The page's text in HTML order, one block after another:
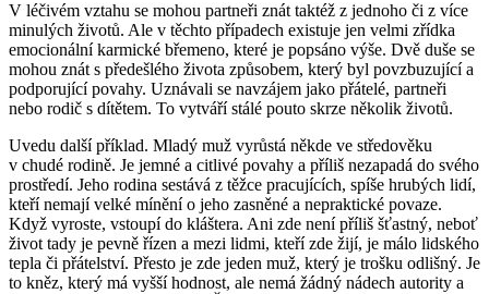
V léčivém vztahu se mohou partneři znát taktéž z jednoho či z více
minulých životů. Ale v těchto případech existuje jen velmi zřídka
emocionální karmické břemeno, které je popsáno výše. Dvě duše se
mohou znát s předešlého života způsobem, který byl povzbuzující a
podporující povahy. Uznávali se navzájem jako přátelé, partneři
nebo rodič s dítětem. To vytváří stálé pouto skrze několik životů.
Uvedu další příklad. Mladý muž vyrůstá někde ve středověku
v chudé rodině. Je jemné a citlivé povahy a příliš nezapadá do svého
prostředí. Jeho rodina sestává z těžce pracujících, spíše hrubých lidí,
kteří nemají velké mínění o jeho zasněné a nepraktické povaze.
Když vyroste, vstoupí do kláštera. Ani zde není příliš šťastný, neboť
život tady je pevně řízen a mezi lidmi, kteří zde žijí, je málo lidského
tepla či přátelství. Přesto je zde jeden muž, který je trošku odlišný. Je
to kněz, který má vyšší hodnost, ale nemá žádný nádech autority a